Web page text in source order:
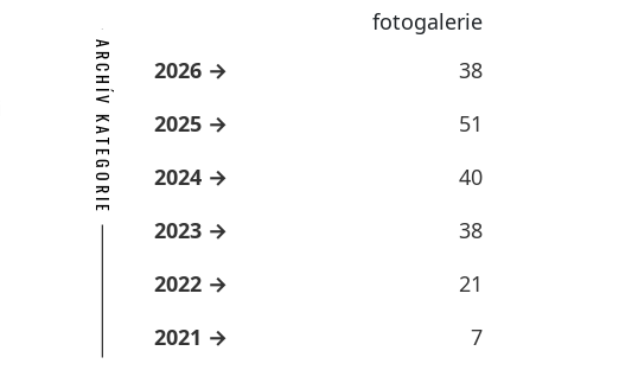
fotogalerie
ARCHÍV KATEGORIE 2026
38
2025
51
2024
40
2023
38
2022
21
2021
7